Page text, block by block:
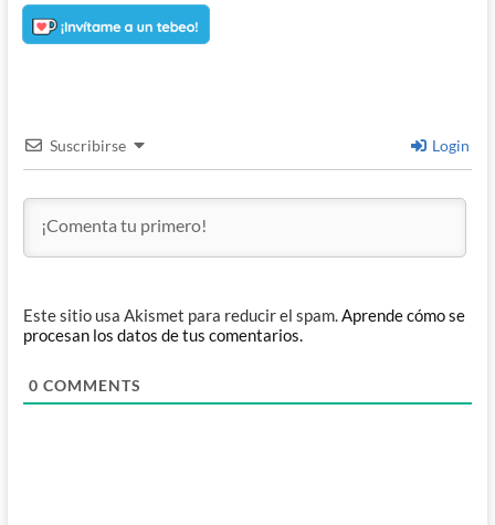
Suscribirse Login
Este sitio usa Akismet para reducir el spam.Aprende cómo se
procesan los datos de tus comentarios.
0 COMMENTS